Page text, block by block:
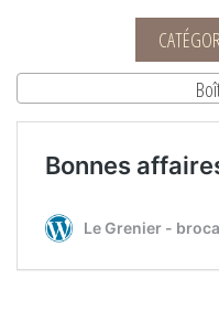
Le Grenier – brocante et